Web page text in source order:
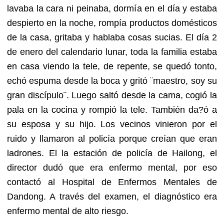
lavaba la cara ni peinaba, dormía en el día y estaba
despierto en la noche, rompía productos domésticos
de la casa, gritaba y hablaba cosas sucias. El día 2
de enero del calendario lunar, toda la familia estaba
en casa viendo la tele, de repente, se quedó tonto,
echó espuma desde la boca y gritó ¨maestro, soy su
gran discípulo¨. Luego saltó desde la cama, cogió la
pala en la cocina y rompió la tele. También da?ó a
su esposa y su hijo. Los vecinos vinieron por el
ruido y llamaron al policía porque creían que eran
ladrones. El la estación de policía de Hailong, el
director dudó que era enfermo mental, por eso
contactó al Hospital de Enfermos Mentales de
Dandong. A través del examen, el diagnóstico era
enfermo mental de alto riesgo.